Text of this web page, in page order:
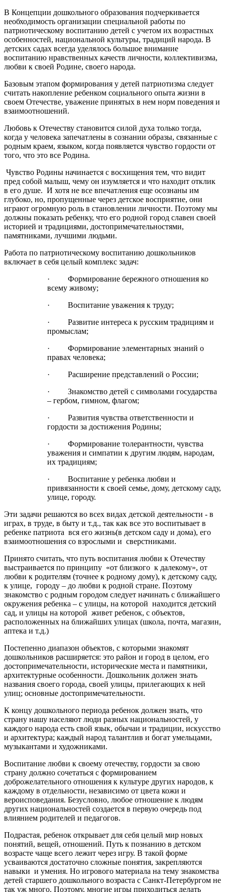
В Концепции дошкольного образования подчеркивается
необходимость организации специальной работы по
патриотическому воспитанию детей с учетом их возрастных
особенностей, национальной культуры, традиций народа. В
детских садах всегда уделялось большое внимание
воспитанию нравственных качеств личности, коллективизма,
любви к своей Родине, своего народа.
Базовым этапом формирования у детей патриотизма следует
считать накопление ребенком социального опыта жизни в
своем Отечестве, уважение принятых в нем норм поведения и
взаимоотношений.
Любовь к Отечеству становится силой духа только тогда,
когда у человека запечатлены в сознании образы, связанные с
родным краем, языком, когда появляется чувство гордости от
того, что это все Родина.
Чувство Родины начинается с восхищения тем, что видит
пред собой малыш, чему он изумляется и что находит отклик
в его душе. И хотя не все впечатления еще осознаны им
глубоко, но, пропущенные через детское восприятие, они
играют огромную роль в становлении личности. Поэтому мы
должны показать ребенку, что его родной город славен своей
историей и традициями, достопримечательностями,
памятниками, лучшими людьми.
Работа по патриотическому воспитанию дошкольников
включает в себя целый комплекс задач:
· Формирование бережного отношения ко
всему живому;
· Воспитание уважения к труду;
· Развитие интереса к русским традициям и
промыслам;
· Формирование элементарных знаний о
правах человека;
· Расширение представлений о России;
· Знакомство детей с символами государства
– гербом, гимном, флагом;
· Развития чувства ответственности и
гордости за достижения Родины;
· Формирование толерантности, чувства
уважения и симпатии к другим людям, народам,
их традициям;
· Воспитание у ребенка любви и
привязанности к своей семье, дому, детскому саду,
улице, городу.
Эти задачи решаются во всех видах детской деятельности - в
играх, в труде, в быту и т.д., так как все это воспитывает в
ребенке патриота вся его жизнь(в детском саду и дома), его
взаимоотношения со взрослыми и сверстниками.
Принято считать, что путь воспитания любви к Отечеству
выстраивается по принципу «от близкого к далекому», от
любви к родителям (точнее к родному дому), к детскому саду,
к улице, городу – до любви к родной стране. Поэтому
знакомство с родным городом следует начинать с ближайшего
окружения ребенка – с улицы, на которой находится детский
сад, и улицы на которой живет ребенок, с объектов,
расположенных на ближайших улицах (школа, почта, магазин,
аптека и т.д.)
Постепенно диапазон объектов, с которыми знакомят
дошкольников расширяется: это район и город в целом, его
достопримечательности, исторические места и памятники,
архитектурные особенности. Дошкольник должен знать
названия своего города, своей улицы, прилегающих к ней
улиц; основные достопримечательности.
К концу дошкольного периода ребенок должен знать, что
страну нашу населяют люди разных национальностей, у
каждого народа есть свой язык, обычаи и традиции, искусство
и архитектура; каждый народ талантлив и богат умельцами,
музыкантами и художниками.
Воспитание любви к своему отечеству, гордости за свою
страну должно сочетаться с формированием
доброжелательного отношения к культуре других народов, к
каждому в отдельности, независимо от цвета кожи и
вероисповедания. Безусловно, любое отношение к людям
других национальностей создается в первую очередь под
влиянием родителей и педагогов.
Подрастая, ребенок открывает для себя целый мир новых
понятий, вещей, отношений. Путь к познанию в детском
возрасте чаще всего лежит через игру. В такой форме
усваиваются достаточно сложные понятия, закрепляются
навыки и умения. Но игрового материала на тему знакомства
детей старшего дошкольного возраста с Санкт-Петербургом не
так уж много. Поэтому, многие игры приходиться делать